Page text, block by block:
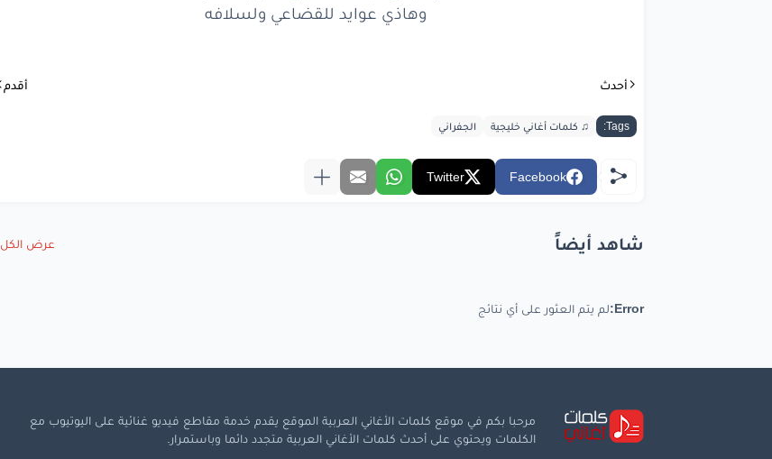
وهاذي عوايد للقضاعي ولسلافه
أحدث أقدم
Tags: ♫ كلمات أغاني خليجية الجفراني
Facebook
Twitter
شاهد أيضاً عرض الكل
Error: لم يتم العثور على أي نتائج
مرحبا بكم في موقع كلمات الأغاني العربية الموقع يقدم خدمة مقاطع فيديو غنائية على اليوتيوب مع
الكلمات ويحتوي على أحدث كلمات الأغاني العربية متجدد دائما وباستمرار.